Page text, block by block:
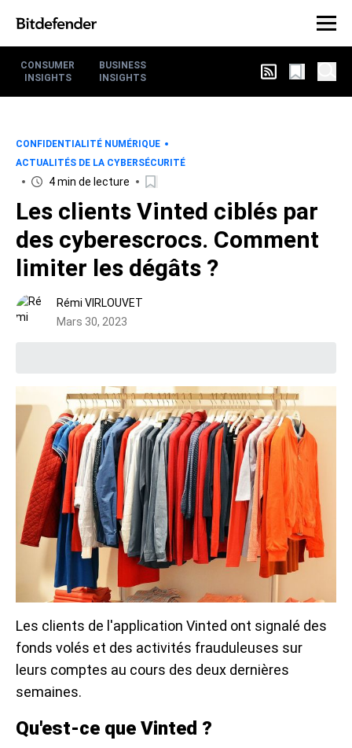
CONSUMER
INSIGHTS
BUSINESS
INSIGHTS
CONFIDENTIALITÉ NUMÉRIQUE
ACTUALITÉS DE LA CYBERSÉCURITÉ
4 min de lecture
Les clients Vinted ciblés par
des cyberescrocs. Comment
limiter les dégâts ?
Rémi VIRLOUVET
Mars 30, 2023
Les clients de l'application Vinted ont signalé des
fonds volés et des activités frauduleuses sur
leurs comptes au cours des deux dernières
semaines.
Qu'est-ce que Vinted ?